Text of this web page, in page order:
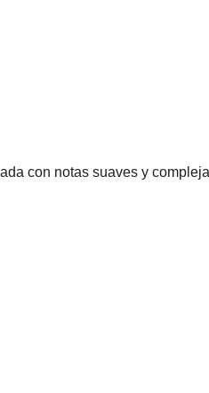
con notas suaves y